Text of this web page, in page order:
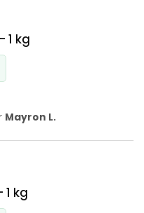
1 kg
Mayron L.
1 kg